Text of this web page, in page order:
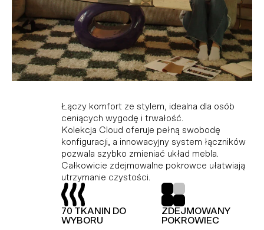
Łączy komfort ze stylem, idealna dla osób
ceniących wygodę i trwałość.
Kolekcja Cloud oferuje pełną swobodę
konfiguracji, a innowacyjny system łączników
pozwala szybko zmieniać układ mebla.
Całkowicie zdejmowalne pokrowce ułatwiają
utrzymanie czystości.
70 TKANIN DO
WYBORU
ZDEJMOWANY
POKROWIEC
którzy cenią wygodę i trwałość. Dzięki
modułowej konstrukcji i innowacyjnemu
systemowi łączników, Hug umożliwia dowolną
konfigurację i łatwą zmianę układu bez użycia
narzędzi.
TOP Z OWATY PIANKA HR35
dopasowuje się do różnych przestrzeni,
ciesząc miłośników minimalistycznego stylu i
funkcjonalności. Wykonana z wysokiej jakości
materiałów, gwarantujących trwałość i
elegancję. Dodatkowo, kolekcja Slay jest
wyposażona w piankę premium, zapewniającą
wyjątkowy komfort.
TOP Z OWATY
70 TKANIN DO
WYBORU